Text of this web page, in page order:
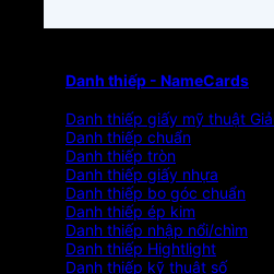
Danh thiếp - NameCards
Danh thiếp giấy mỹ thuật
Danh thiếp chuẩn
Danh thiếp tròn
Danh thiếp giấy nhựa
Danh thiếp bo góc chuẩn
Danh thiếp ép kim
Danh thiếp nhập nổi/chìm
Danh thiếp Hightlight
Danh thiếp kỹ thuật số